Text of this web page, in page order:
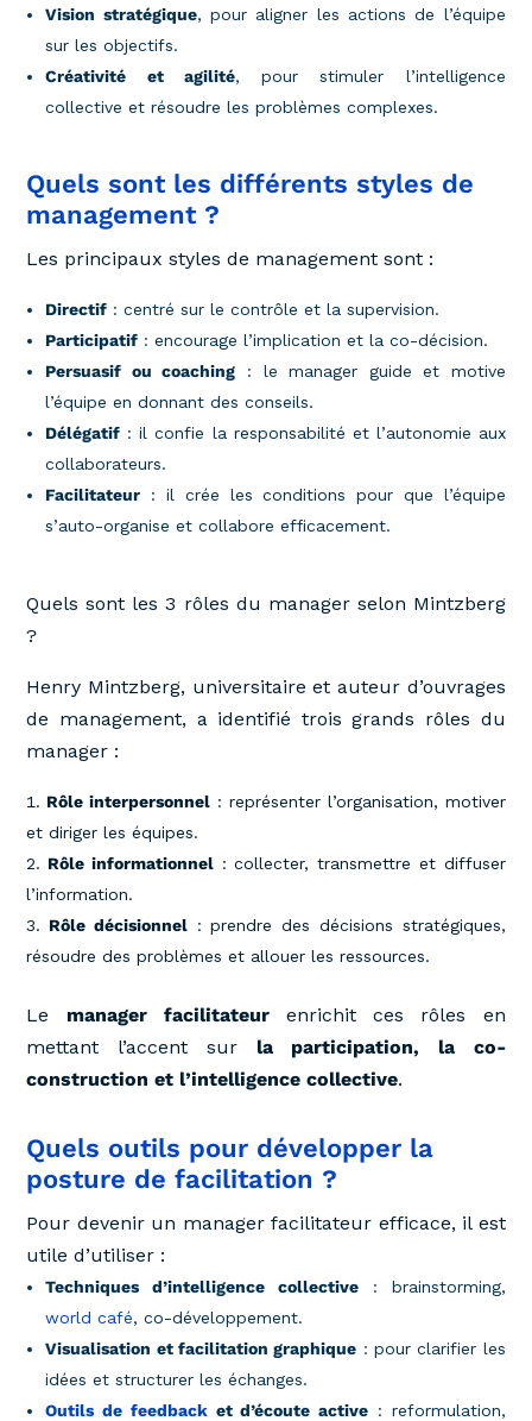
Vision stratégique, pour aligner les actions de l’équipe
sur les objectifs.
Créativité et agilité, pour stimuler l’intelligence
collective et résoudre les problèmes complexes.
Quels sont les différents styles de
management ?
Les principaux styles de management sont :
Directif : centré sur le contrôle et la supervision.
Participatif : encourage l’implication et la co-décision.
Persuasif ou coaching : le manager guide et motive
l’équipe en donnant des conseils.
Délégatif : il confie la responsabilité et l’autonomie aux
collaborateurs.
Facilitateur : il crée les conditions pour que l’équipe
s’auto-organise et collabore efficacement.
Quels sont les 3 rôles du manager selon Mintzberg
?
Henry Mintzberg, universitaire et auteur d’ouvrages
de management, a identifié trois grands rôles du
manager :
Rôle interpersonnel : représenter l’organisation, motiver
et diriger les équipes.
Rôle informationnel: collecter, transmettre et diffuser
l’information.
Rôle décisionnel: prendre des décisions stratégiques,
résoudre des problèmes et allouer les ressources.
Le manager facilitateurenrichit ces rôles en
mettant l’accent sur la participation, la co-
construction et l’intelligence collective.
Quels outils pour développer la
posture de facilitation ?
Pour devenir un manager facilitateur efficace, il est
utile d’utiliser :
Techniques d’intelligence collective : brainstorming,
world café, co-développement.
Visualisation et facilitation graphique : pour clarifier les
idées et structurer les échanges.
Outils de feedbacket d’écoute active : reformulation,